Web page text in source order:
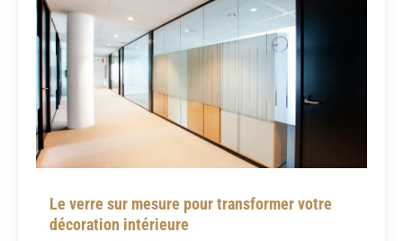
Le verre sur mesure pour transformer votre
décoration intérieure